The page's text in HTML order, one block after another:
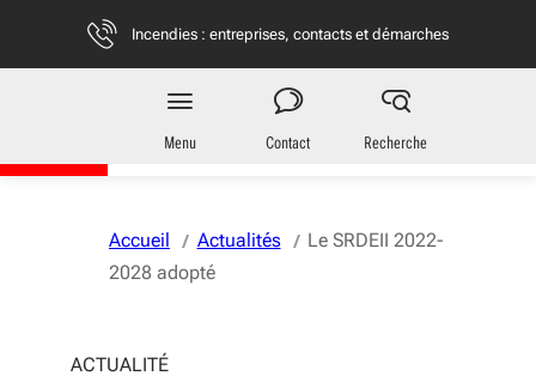
Vous naviguez en mode anonymisé,
Incendies : entreprises, contacts et démarches
Entreprises
en Nouvelle-Aquitaine
Menu Contact Recherche
Accueil Actualités
Le SRDEII 2022-
2028 adopté
ACTUALITÉ